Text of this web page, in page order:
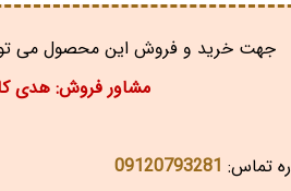
جهت خرید و فروش این محصول می
مشاور فروش: هدی
تماس: 09120793281